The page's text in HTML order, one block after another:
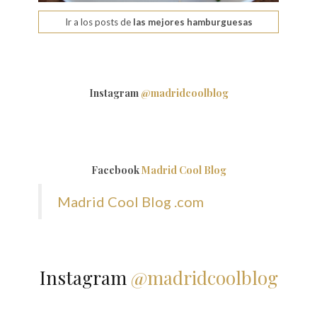
Ir a los posts delas mejores hamburguesas
Instagram @madridcoolblog
FacebookMadrid Cool Blog
Madrid Cool Blog .com
Instagram @madridcoolblog